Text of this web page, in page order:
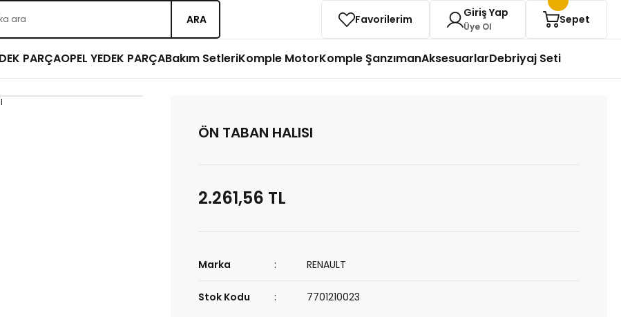
ARA Favorilerim Giriş Yap
Üye Ol
Sepet
PARÇAOPEL YEDEK PARÇABakım SetleriKomple MotorKomple ŞanzımanAksesuarlarDebriyaj Seti
ÖN TABAN HALISI
2.261,56 TL
Marka RENAULT
Stok Kodu 7701210023